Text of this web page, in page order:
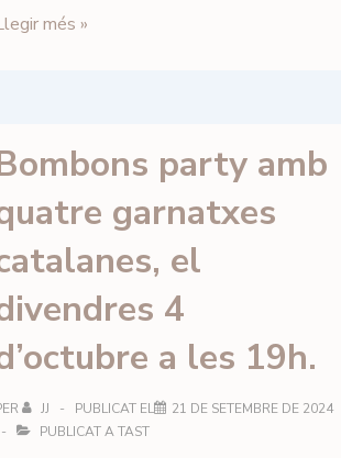
per
més »
party amb
garnatxes
el
4
a les 19h.
JJ PUBLICAT EL
21 DE SETEMBRE DE 2024
PUBLICAT ATAST